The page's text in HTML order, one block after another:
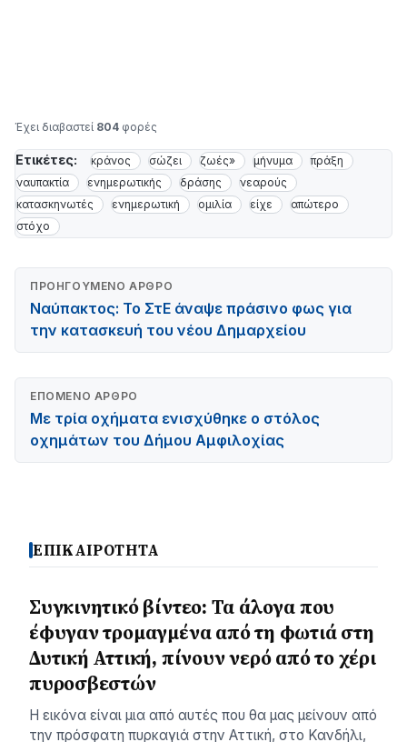
Έχει διαβαστεί 804 φορές
Ετικέτες: κράνος σώζει ζωές» μήνυμα
πράξη
ναυπακτία
ενημερωτικής δράσης
νεαρούς
κατασκηνωτές
ενημερωτική ομιλία είχε
απώτερο
στόχο
ΠΡΟΗΓΟΎΜΕΝΟ ΆΡΘΡΟ
Ναύπακτος: Το ΣτΕ άναψε πράσινο φως για
την κατασκευή του νέου Δημαρχείου
ΕΠΌΜΕΝΟ ΆΡΘΡΟ
Με τρία οχήματα ενισχύθηκε ο στόλος
οχημάτων του Δήμου Αμφιλοχίας
ΕΠΙΚΑΙΡΟΤΗΤΑ
Συγκινητικό βίντεο: Τα άλογα που
έφυγαν τρομαγμένα από τη φωτιά στη
Δυτική Αττική, πίνουν νερό από το χέρι
πυροσβεστών
Η εικόνα είναι μια από αυτές που θα μας μείνουν από
την πρόσφατη πυρκαγιά στην Αττική, στο Κανδήλι,